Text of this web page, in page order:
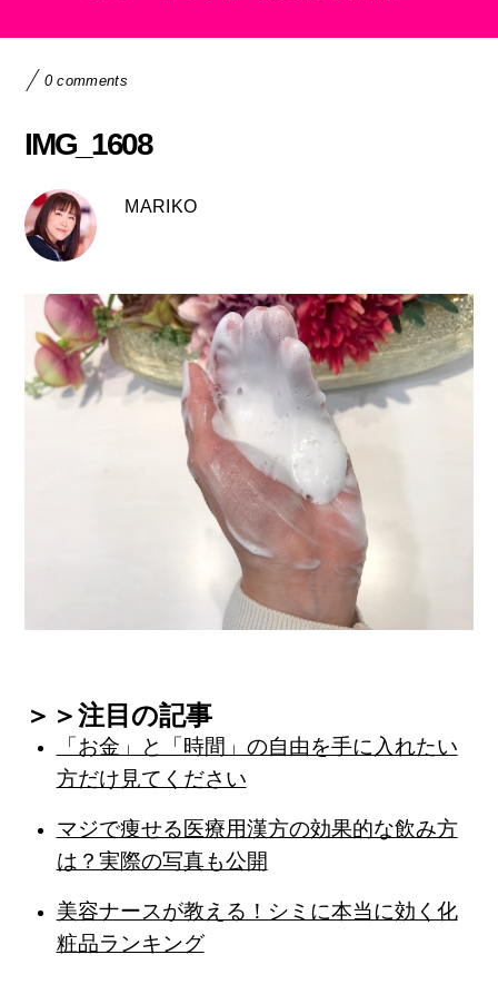
0 comments
IMG_1608
MARIKO
＞＞注目の記事
「お金」と「時間」の自由を手に入れたい
方だけ見てください
マジで痩せる医療用漢方の効果的な飲み方
は？実際の写真も公開
美容ナースが教える！シミに本当に効く化
粧品ランキング